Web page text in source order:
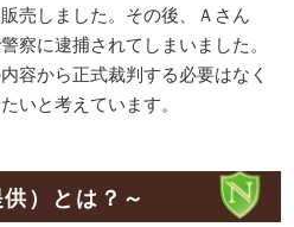
売しました。その後、Ａさん
察に逮捕されてしまいました。
容から正式裁判する必要はなく
いと考えています。
）とは？～